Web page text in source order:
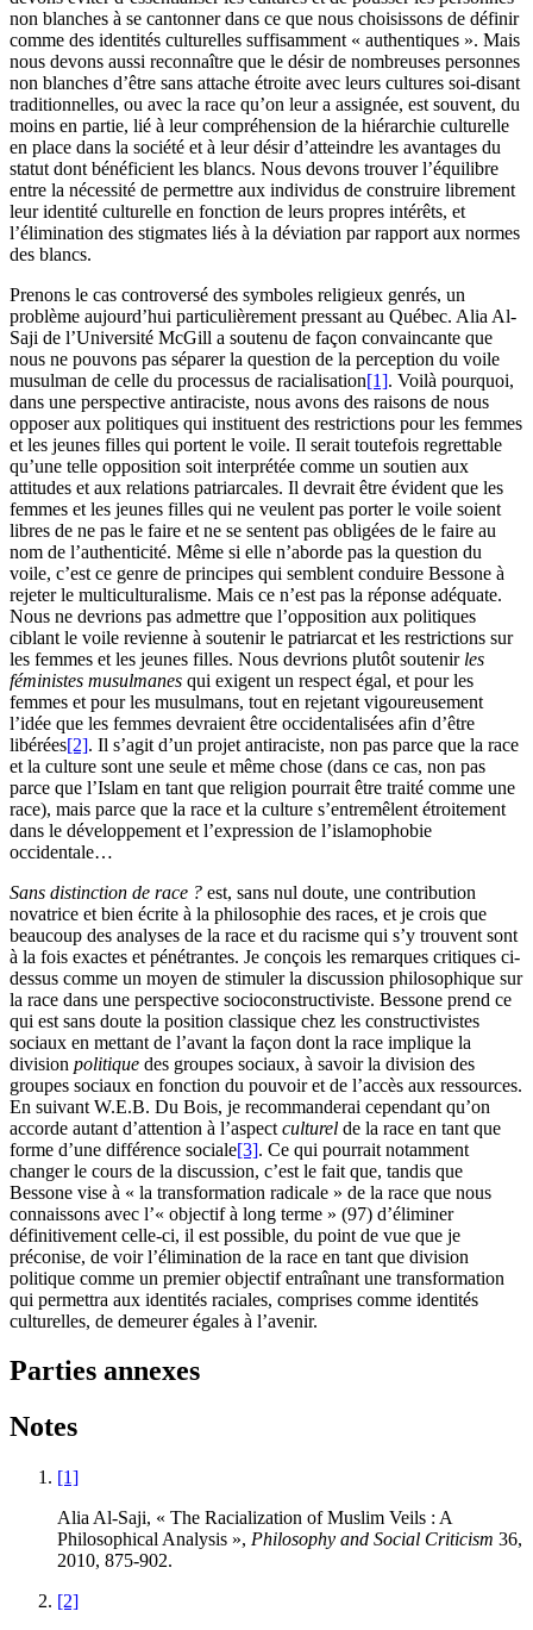
non blanches à se cantonner dans ce que nous choisissons de définir
comme des identités culturelles suffisamment « authentiques ». Mais
nous devons aussi reconnaître que le désir de nombreuses personnes
non blanches d’être sans attache étroite avec leurs cultures soi-disant
traditionnelles, ou avec la race qu’on leur a assignée, est souvent, du
moins en partie, lié à leur compréhension de la hiérarchie culturelle
en place dans la société et à leur désir d’atteindre les avantages du
statut dont bénéficient les blancs. Nous devons trouver l’équilibre
entre la nécessité de permettre aux individus de construire librement
leur identité culturelle en fonction de leurs propres intérêts, et
l’élimination des stigmates liés à la déviation par rapport aux normes
des blancs.
Prenons le cas controversé des symboles religieux genrés, un
problème aujourd’hui particulièrement pressant au Québec. Alia Al-
Saji de l’Université McGill a soutenu de façon convaincante que
nous ne pouvons pas séparer la question de la perception du voile
musulman de celle du processus de racialisation[1]. Voilà pourquoi,
dans une perspective antiraciste, nous avons des raisons de nous
opposer aux politiques qui instituent des restrictions pour les femmes
et les jeunes filles qui portent le voile. Il serait toutefois regrettable
qu’une telle opposition soit interprétée comme un soutien aux
attitudes et aux relations patriarcales. Il devrait être évident que les
femmes et les jeunes filles qui ne veulent pas porter le voile soient
libres de ne pas le faire et ne se sentent pas obligées de le faire au
nom de l’authenticité. Même si elle n’aborde pas la question du
voile, c’est ce genre de principes qui semblent conduire Bessone à
rejeter le multiculturalisme. Mais ce n’est pas la réponse adéquate.
Nous ne devrions pas admettre que l’opposition aux politiques
ciblant le voile revienne à soutenir le patriarcat et les restrictions sur
les femmes et les jeunes filles. Nous devrions plutôt soutenir les
féministes musulmanes qui exigent un respect égal, et pour les
femmes et pour les musulmans, tout en rejetant vigoureusement
l’idée que les femmes devraient être occidentalisées afin d’être
libérées[2]. Il s’agit d’un projet antiraciste, non pas parce que la race
et la culture sont une seule et même chose (dans ce cas, non pas
parce que l’Islam en tant que religion pourrait être traité comme une
race), mais parce que la race et la culture s’entremêlent étroitement
dans le développement et l’expression de l’islamophobie
occidentale…
Sans distinction de race ? est, sans nul doute, une contribution
novatrice et bien écrite à la philosophie des races, et je crois que
beaucoup des analyses de la race et du racisme qui s’y trouvent sont
à la fois exactes et pénétrantes. Je conçois les remarques critiques ci-
dessus comme un moyen de stimuler la discussion philosophique sur
la race dans une perspective socioconstructiviste. Bessone prend ce
qui est sans doute la position classique chez les constructivistes
sociaux en mettant de l’avant la façon dont la race implique la
division politique des groupes sociaux, à savoir la division des
groupes sociaux en fonction du pouvoir et de l’accès aux ressources.
En suivant W.E.B. Du Bois, je recommanderai cependant qu’on
accorde autant d’attention à l’aspect culturel de la race en tant que
forme d’une différence sociale[3]. Ce qui pourrait notamment
changer le cours de la discussion, c’est le fait que, tandis que
Bessone vise à « la transformation radicale » de la race que nous
connaissons avec l’« objectif à long terme » (97) d’éliminer
définitivement celle-ci, il est possible, du point de vue que je
préconise, de voir l’élimination de la race en tant que division
politique comme un premier objectif entraînant une transformation
qui permettra aux identités raciales, comprises comme identités
culturelles, de demeurer égales à l’avenir.
Parties annexes
Notes
[1]
Alia Al-Saji, « The Racialization of Muslim Veils : A
Philosophical Analysis », Philosophy and Social Criticism 36,
2010, 875-902.
[2]